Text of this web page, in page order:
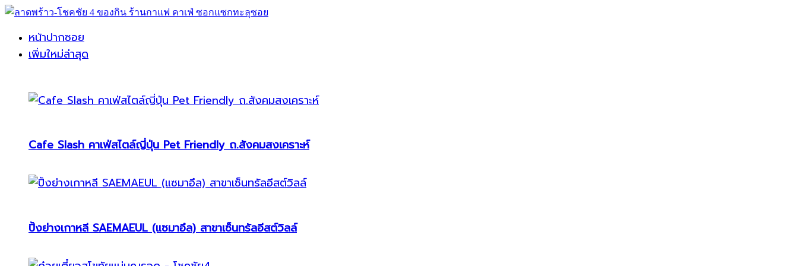
หน้าปากซอย
เพิ่มใหม่ล่าสุด
Cafe Slash คาเฟ่สไตล์ญี่ปุ่น Pet Friendly ถ.สังคมสงเคราะห์
ปิ้งย่างเกาหลี SAEMAEUL (แซมาอึล) สาขาเซ็นทรัลอีสต์วิลล์